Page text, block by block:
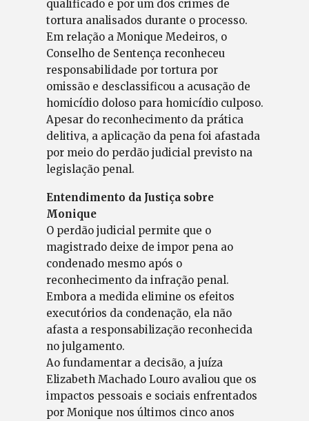
qualificado e por um dos crimes de
tortura analisados durante o processo.
Em relação a Monique Medeiros, o
Conselho de Sentença reconheceu
responsabilidade por tortura por
omissão e desclassificou a acusação de
homicídio doloso para homicídio culposo.
Apesar do reconhecimento da prática
delitiva, a aplicação da pena foi afastada
por meio do perdão judicial previsto na
legislação penal.
Entendimento da Justiça sobre
Monique
O perdão judicial permite que o
magistrado deixe de impor pena ao
condenado mesmo após o
reconhecimento da infração penal.
Embora a medida elimine os efeitos
executórios da condenação, ela não
afasta a responsabilização reconhecida
no julgamento.
Ao fundamentar a decisão, a juíza
Elizabeth Machado Louro avaliou que os
impactos pessoais e sociais enfrentados
por Monique nos últimos cinco anos